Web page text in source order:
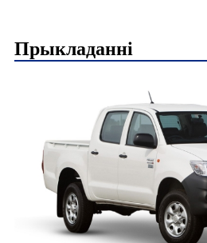
Прыкладанні